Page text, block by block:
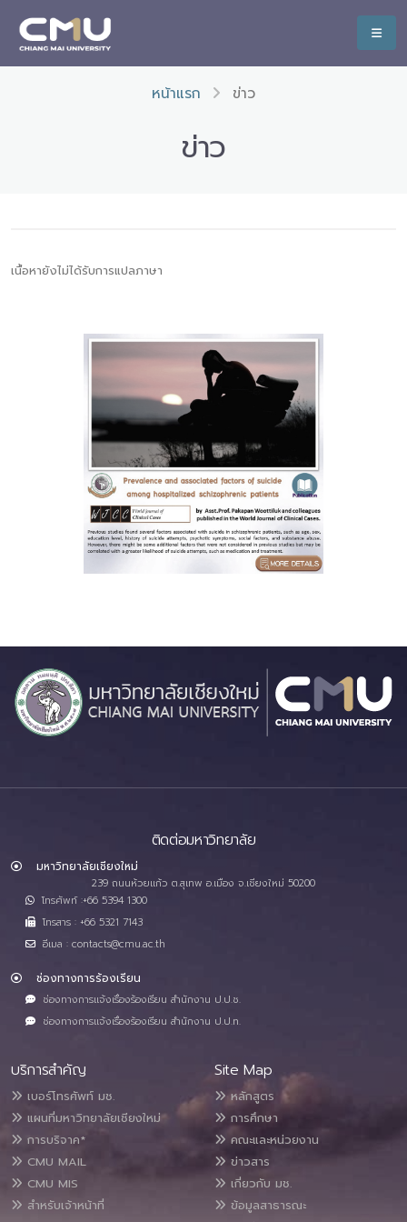
หน้าแรก ข่าว
ข่าว
เนื้อหายังไม่ได้รับการแปลภาษา
ติดต่อมหาวิทยาลัย
มหาวิทยาลัยเชียงใหม่
239 ถนนห้วยแก้ว ต.สุเทพ อ.เมือง จ.เชียงใหม่ 50200
โทรศัพท์ :+66 5394 1300
โทรสาร : +66 5321 7143
อีเมล : contacts@cmu.ac.th
ช่องทางการร้องเรียน
ช่องทางการแจ้งเรื่องร้องเรียน สำนักงาน ป.ป.ช.
ช่องทางการแจ้งเรื่องร้องเรียน สำนักงาน ป.ป.ท.
บริการสำคัญ
เบอร์โทรศัพท์ มช.
แผนที่มหาวิทยาลัยเชียงใหม่
การบริจาค*
CMU MAIL
CMU MIS
สำหรับเจ้าหน้าที่
Site Map
หลักสูตร
การศึกษา
คณะและหน่วยงาน
ข่าวสาร
เกี่ยวกับ มช.
ข้อมูลสาธารณะ